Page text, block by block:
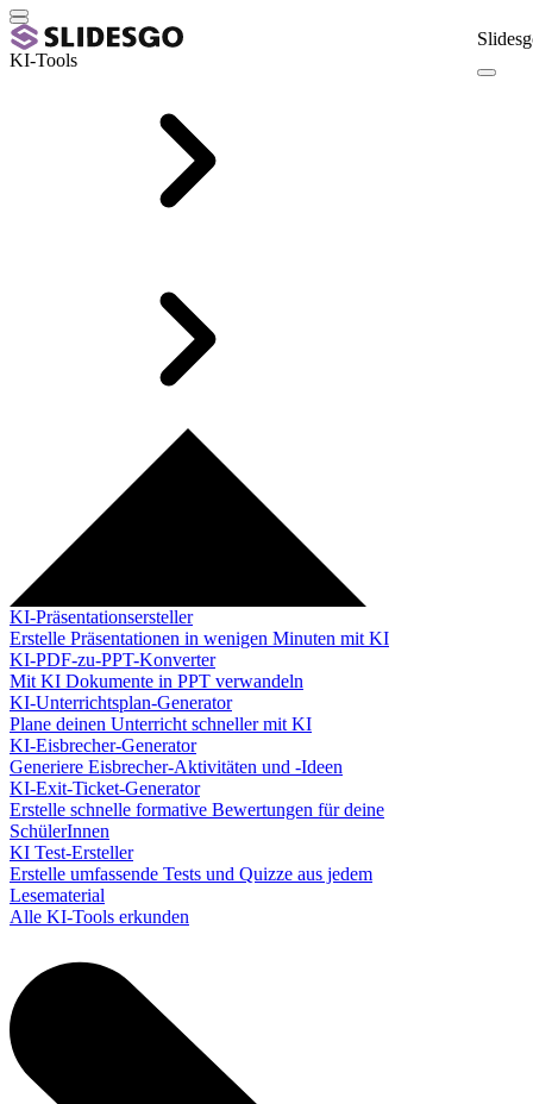
KI-Tools
KI-Präsentationsersteller
Erstelle Präsentationen in wenigen Minuten mit KI
KI-PDF-zu-PPT-Konverter
Mit KI Dokumente in PPT verwandeln
KI-Unterrichtsplan-Generator
Plane deinen Unterricht schneller mit KI
KI-Eisbrecher-Generator
Generiere Eisbrecher-Aktivitäten und -Ideen
KI-Exit-Ticket-Generator
Erstelle schnelle formative Bewertungen für deine
SchülerInnen
KI Test-Ersteller
Erstelle umfassende Tests und Quizze aus jedem
Lesematerial
Alle KI-Tools erkunden